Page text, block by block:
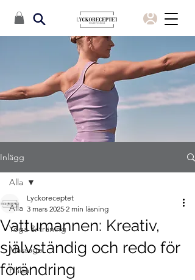
Inlägg
Alla
Yoga & träning
Massage
Hälsa
Alla
Vattumannen: Kreativ,
självständig och redo för
förändring
Lyckoreceptet
3 mars 2025 2 min läsning